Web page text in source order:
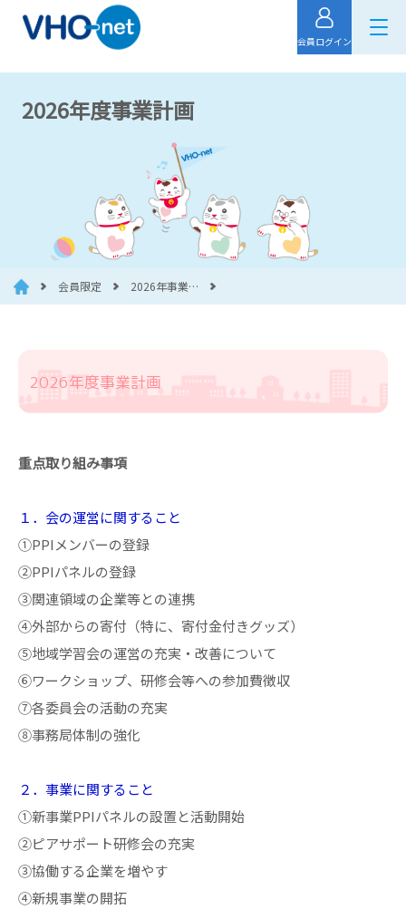
会員ログイン
2026年度事業計画
会員限定 2026年事業…
2026年度事業計画
重点取り組み事項
１．会の運営に関すること
①PPIメンバーの登録
②PPIパネルの登録
③関連領域の企業等との連携
④外部からの寄付（特に、寄付金付きグッズ）
⑤地域学習会の運営の充実・改善について
⑥ワークショップ、研修会等への参加費徴収
⑦各委員会の活動の充実
⑧事務局体制の強化
２．事業に関すること
①新事業PPIパネルの設置と活動開始
➁ピアサポート研修会の充実
③協働する企業を増やす
④新規事業の開拓